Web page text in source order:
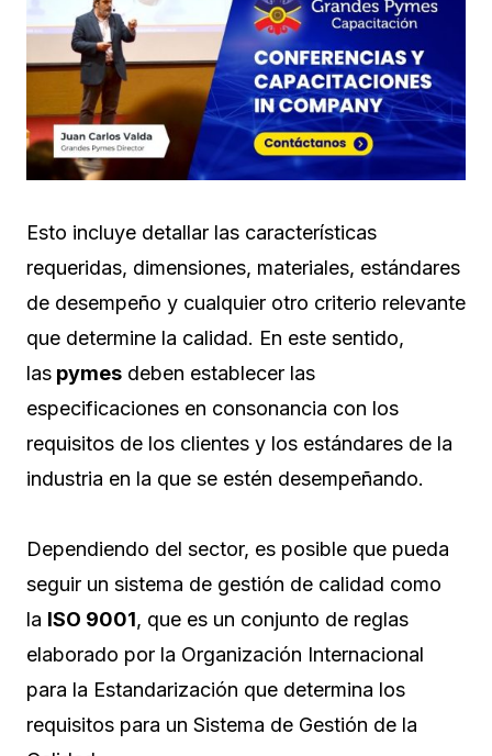
Esto incluye detallar las características
requeridas, dimensiones, materiales, estándares
de desempeño y cualquier otro criterio relevante
que determine la calidad. En este sentido,
las pymes deben establecer las
especificaciones en consonancia con los
requisitos de los clientes y los estándares de la
industria en la que se estén desempeñando.
Dependiendo del sector, es posible que pueda
seguir un sistema de gestión de calidad como
la ISO 9001, que es un conjunto de reglas
elaborado por la Organización Internacional
para la Estandarización que determina los
requisitos para un Sistema de Gestión de la